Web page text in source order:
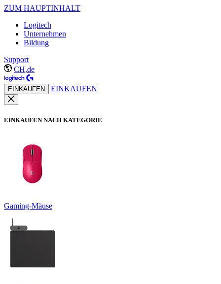
ZUM HAUPTINHALT
Logitech
Unternehmen
Bildung
Support
CH,de
EINKAUFEN EINKAUFEN
EINKAUFEN NACH KATEGORIE
Gaming-Mäuse